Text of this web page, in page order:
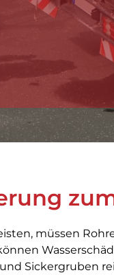
müssen
Sickergruben